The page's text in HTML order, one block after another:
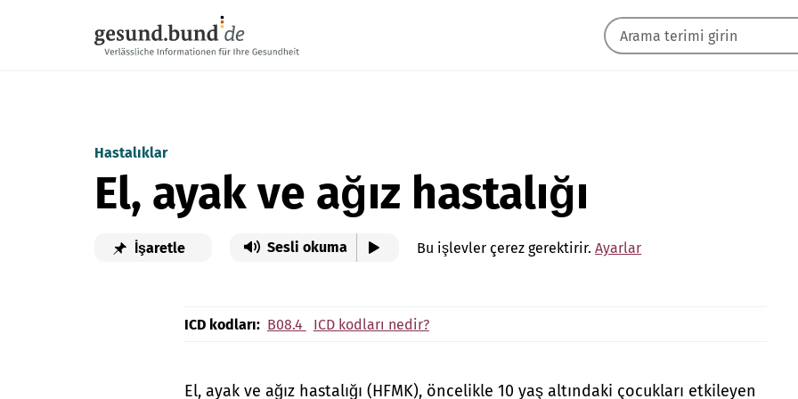
Hastalıklar
El, ayak ve ağız hastalığı
İşaretle Sesli okuma Bu işlevler çerez gerektirir.Ayarlar
ICD kodları: B08.4 ICD kodları nedir?
El, ayak ve ağız hastalığı (HFMK), öncelikle 10 yaş altındaki çocukları etkileyen